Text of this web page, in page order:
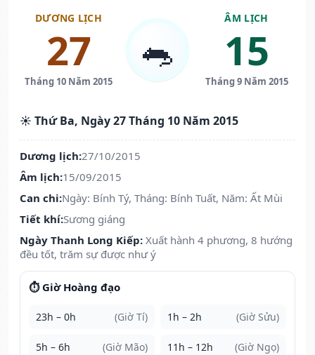
DƯƠNG LỊCH
27
Tháng 10 Năm 2015
🐀
ÂM LỊCH
15
Tháng 9 Năm 2015
☀️ Thứ Ba, Ngày 27 Tháng 10 Năm 2015
Dương lịch:27/10/2015
Âm lịch:15/09/2015
Can chi:Ngày: Bính Tý, Tháng: Bính Tuất, Năm: Ất Mùi
Tiết khí:Sương giáng
Ngày Thanh Long Kiếp: Xuất hành 4 phương, 8 hướng
đều tốt, trăm sự được như ý
⏱️ Giờ Hoàng đạo
23h – 0h (Giờ Tí) 1h – 2h (Giờ Sửu)
5h – 6h (Giờ Mão) 11h – 12h (Giờ Ngọ)